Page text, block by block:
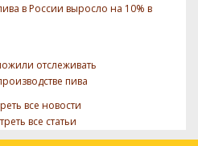
в России выросло на 10% в
отслеживать
пива
все новости
все статьи